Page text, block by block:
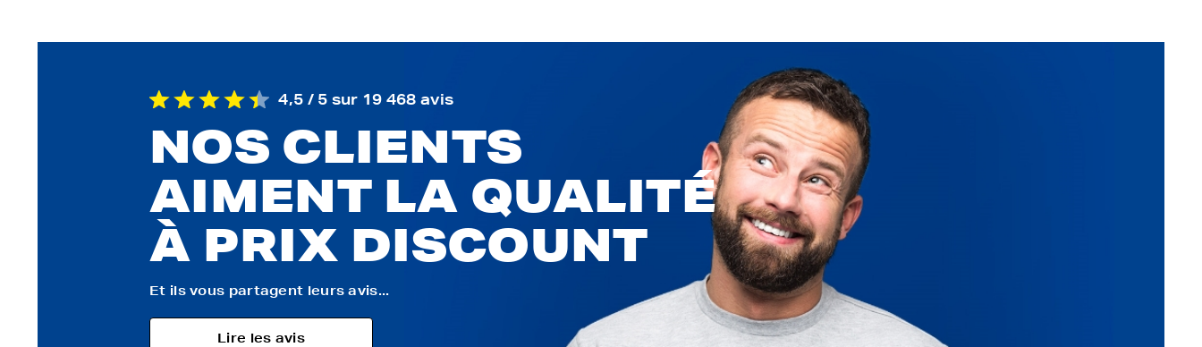
4,5 / 5 sur 19 468 avis
NOS CLIENTS
AIMENT LA QUALITÉ
À PRIX DISCOUNT
Et ils vous partagent leurs avis...
Lire les avis